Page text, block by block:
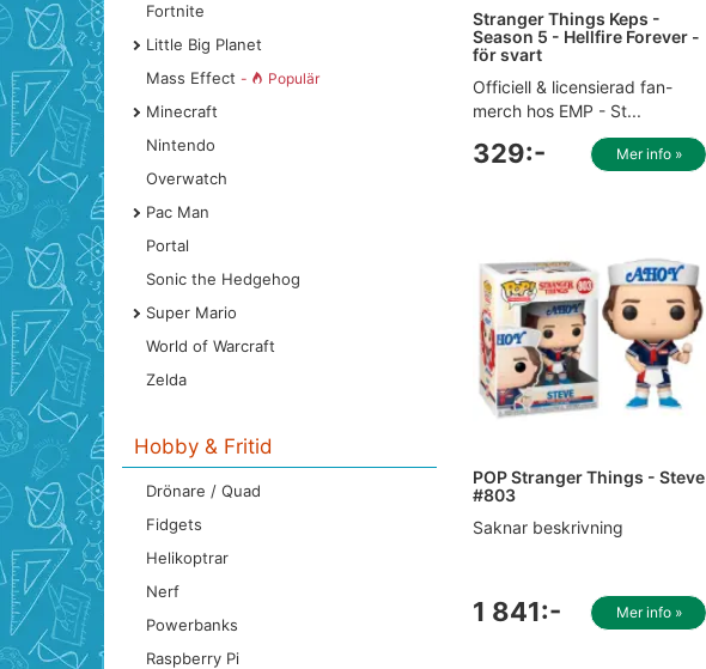
Fortnite
Little Big Planet
Mass Effect - Populär
Minecraft
Nintendo
Overwatch
Pac Man
Portal
Sonic the Hedgehog
Super Mario
World of Warcraft
Zelda
Hobby & Fritid
Drönare / Quad
Fidgets
Helikoptrar
Nerf
Powerbanks
Raspberry Pi
Stranger Things Keps -
Season 5 - Hellfire Forever -
för svart
Officiell & licensierad fan-
merch hos EMP - St...
329:- Mer info »
POP Stranger Things - Steve
#803
Saknar beskrivning
1 841:- Mer info »